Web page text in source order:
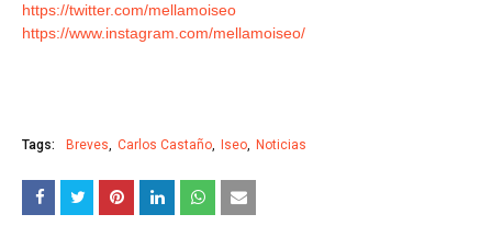
https://twitter.com/mellamoiseo
https://www.instagram.com/mellamoiseo/
Tags: Breves Carlos Castaño Iseo Noticias